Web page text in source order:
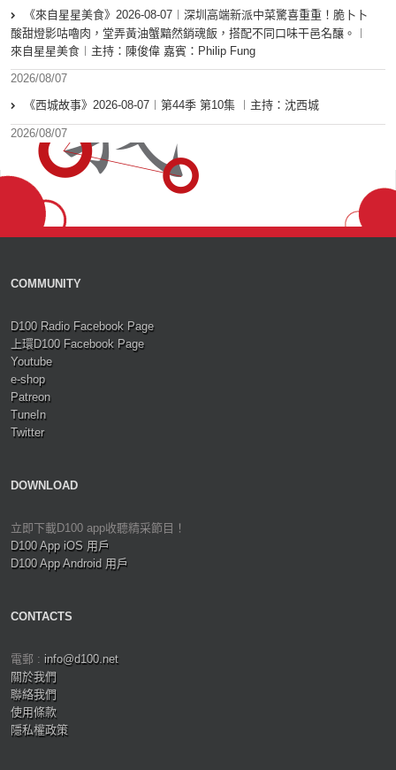
《來自星星美食》2026-08-07︱深圳高端新派中菜驚喜重重！脆卜卜
酸甜燈影咕嚕肉，堂弄黃油蟹黯然銷魂飯，搭配不同口味干邑名釀。︱
來自星星美食︱主持：陳俊偉 嘉賓：Philip Fung
2026/08/07
《西城故事》2026-08-07︱第44季 第10集 ︱主持：沈西城
2026/08/07
COMMUNITY
D100 Radio Facebook Page
上環D100 Facebook Page
Youtube
e-shop
Patreon
TuneIn
Twitter
DOWNLOAD
立即下載D100 app收聽精采節目！
D100 App iOS 用戶
D100 App Android 用戶
CONTACTS
電郵 : info@d100.net
關於我們
聯絡我們
使用條款
隱私權政策